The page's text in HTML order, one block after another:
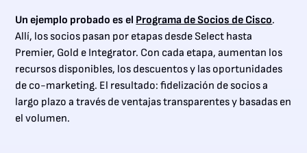
Un ejemplo probado es el Programa de Socios de Cisco.
Allí, los socios pasan por etapas desde Select hasta
Premier, Gold e Integrator. Con cada etapa, aumentan los
recursos disponibles, los descuentos y las oportunidades
de co-marketing. El resultado: fidelización de socios a
largo plazo a través de ventajas transparentes y basadas en
el volumen.